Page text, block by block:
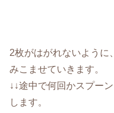
2枚がはがれないように
みこませていきます。
↓↓途中で何回かスプー
します。